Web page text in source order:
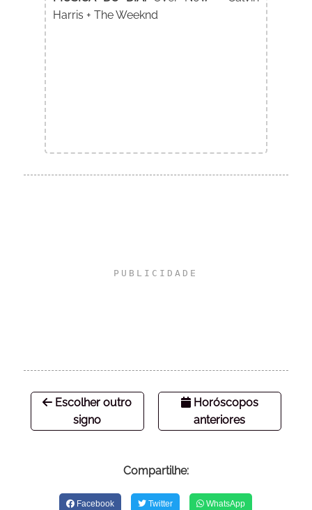
Harris + The Weeknd
Escolher outro
signo
Horóscopos
anteriores
Compartilhe:
Facebook Twitter WhatsApp